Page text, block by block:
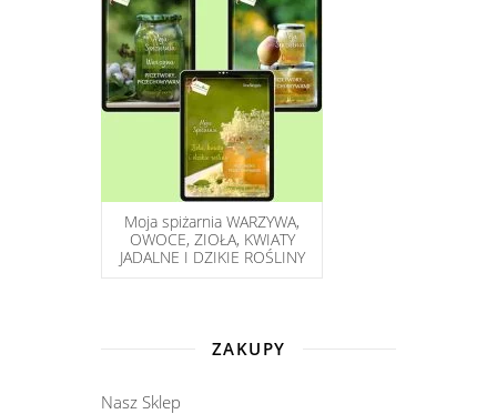
Moja spiżarnia WARZYWA,
OWOCE, ZIOŁA, KWIATY
JADALNE I DZIKIE ROŚLINY
ZAKUPY
Nasz Sklep